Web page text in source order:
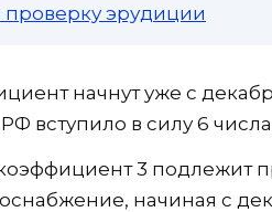
проверку эрудиции
начнут уже с
вступило в силу 6
3 подлежит
начиная с